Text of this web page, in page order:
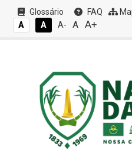
Glossário FAQ
A
A A- A A+